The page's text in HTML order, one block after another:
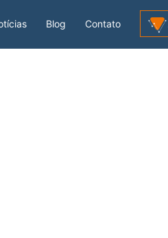
Blog Contato